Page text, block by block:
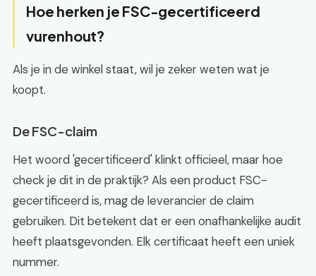
Hoe herken je FSC-gecertificeerd
vurenhout?
Als je in de winkel staat, wil je zeker weten wat je
koopt.
De FSC-claim
Het woord 'gecertificeerd' klinkt officieel, maar hoe
check je dit in de praktijk? Als een product FSC-
gecertificeerd is, mag de leverancier de claim
gebruiken. Dit betekent dat er een onafhankelijke audit
heeft plaatsgevonden. Elk certificaat heeft een uniek
nummer.